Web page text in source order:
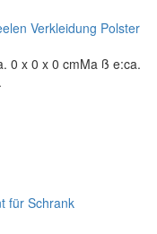
Verkleidung Polster
0 x 0 x 0 cmMa ß e:ca.